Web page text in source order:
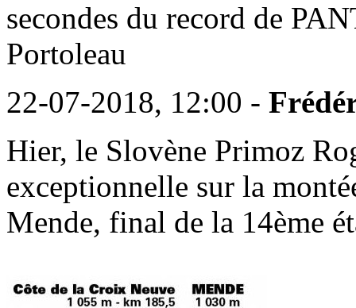
secondes du record de
Portoleau
22-07-2018, 12:00 -
Hier, le Slovène Primoz
exceptionnelle sur la
Mende, final de la 14ème